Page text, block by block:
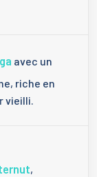
avec un
riche en
vieilli.
,